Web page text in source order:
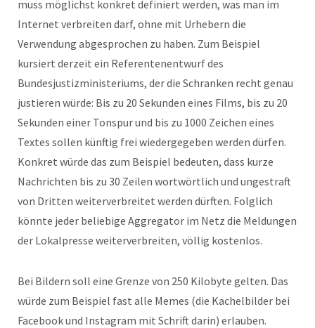
muss möglichst konkret definiert werden, was man im
Internet verbreiten darf, ohne mit Urhebern die
Verwendung abgesprochen zu haben. Zum Beispiel
kursiert derzeit ein Referentenentwurf des
Bundesjustizministeriums, der die Schranken recht genau
justieren würde: Bis zu 20 Sekunden eines Films, bis zu 20
Sekunden einer Tonspur und bis zu 1000 Zeichen eines
Textes sollen künftig frei wiedergegeben werden dürfen.
Konkret würde das zum Beispiel bedeuten, dass kurze
Nachrichten bis zu 30 Zeilen wortwörtlich und ungestraft
von Dritten weiterverbreitet werden dürften. Folglich
könnte jeder beliebige Aggregator im Netz die Meldungen
der Lokalpresse weiterverbreiten, völlig kostenlos.
Bei Bildern soll eine Grenze von 250 Kilobyte gelten. Das
würde zum Beispiel fast alle Memes (die Kachelbilder bei
Facebook und Instagram mit Schrift darin) erlauben.